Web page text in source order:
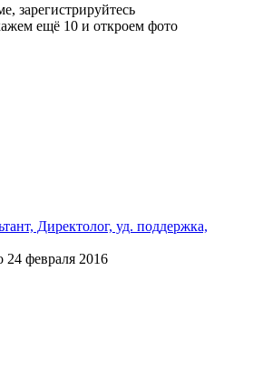
зарегистрируйтесь
ещё 10 и откроем фото
Директолог, уд. поддержка,
24 февраля 2016